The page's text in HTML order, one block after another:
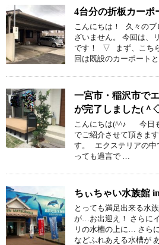
4台分の折板カーポ
こんにちは！ 久々のブ
ざいません。 今回は、
です！ ▽ まず、こち
回は既設のカーポート
一宮市・稲沢市で
が完了しました(＾
こんにちは(^^♪ 今日
でご紹介させて頂きま
す。 エクステリアの中
っても過言で …
ちぃちゃい水族館
とっても満足出来る水
が…お出迎え！ さらに
リの水槽の上に… さら
などふれあえる水槽が